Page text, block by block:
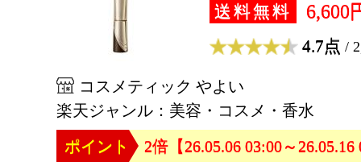
送料無料 6,600
4.7点 /
コスメティック やよい
楽天ジャンル：美容・コスメ・香水
ポイント
2倍【26.05.06 03:00～26.05.16